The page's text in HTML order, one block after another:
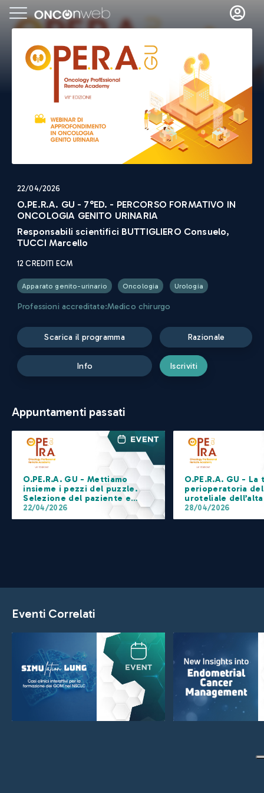
22/04/2026
O.PE.R.A. GU - 7°ED. - PERCORSO FORMATIVO IN
ONCOLOGIA GENITO URINARIA
Responsabili scientifici BUTTIGLIERO Consuelo,
TUCCI Marcello
12CREDITI ECM
Apparato genito-urinario Oncologia Urologia
Professioni accreditate:Medico chirurgo
scarica il programma razionale
info iscriviti
Appuntamenti passati
O.PE.R.A. GU - Mettiamo
insieme i pezzi del puzzle.
Selezione del paziente e
management del
trattamento nella
22/04/2026
O.PE.R.A. GU - La
perioperatoria
uroteliale
escretrice e della
Indicazioni attuali,
28/04/2026
Eventi Correlati